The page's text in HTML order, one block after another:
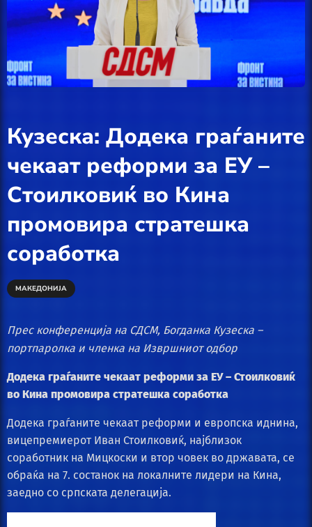
Кузеска: Додека граѓаните
чекаат реформи за ЕУ –
Стоилковиќ во Кина
промовира стратешка
соработка
МАКЕДОНИЈА
Прес конференција на СДСМ, Богданка Кузеска –
портпаролка и членка на Извршниот одбор
Додека граѓаните чекаат реформи за ЕУ – Стоилковиќ
во Кина промовира стратешка соработка
Додека граѓаните чекаат реформи и европска иднина,
вицепремиерот Иван Стоилковиќ, најблизок
соработник на Мицкоски и втор човек во државата, се
обраќа на 7. состанок на локалните лидери на Кина,
заедно со српската делегација.